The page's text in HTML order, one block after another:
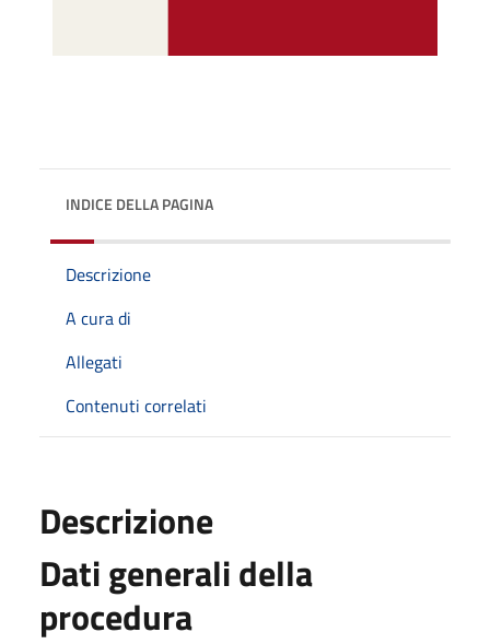
INDICE DELLA PAGINA
Descrizione
A cura di
Allegati
Contenuti correlati
Descrizione
Dati generali della
procedura